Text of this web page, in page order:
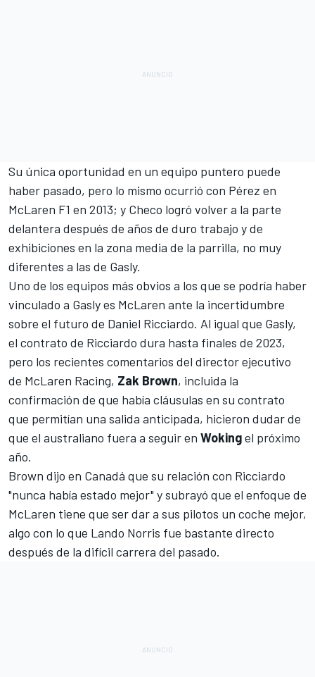
Su única oportunidad en un equipo puntero puede
haber pasado, pero lo mismo ocurrió con Pérez en
McLaren F1 en 2013; y Checo logró volver a la parte
delantera después de años de duro trabajo y de
exhibiciones en la zona media de la parrilla, no muy
diferentes a las de Gasly.
Uno de los equipos más obvios a los que se podría haber
vinculado a Gasly es McLaren ante la incertidumbre
sobre el futuro de Daniel Ricciardo. Al igual que Gasly,
el contrato de Ricciardo dura hasta finales de 2023,
pero los recientes comentarios del director ejecutivo
de McLaren Racing, Zak Brown, incluida la
confirmación de que había cláusulas en su contrato
que permitían una salida anticipada, hicieron dudar de
que el australiano fuera a seguir en Wokingel próximo
año.
Brown dijo en Canadá que su relación con Ricciardo
"nunca había estado mejor" y subrayó que el enfoque de
McLaren tiene que ser dar a sus pilotos un coche mejor,
algo con lo que Lando Norris fue bastante directo
después de la difícil carrera del pasado.